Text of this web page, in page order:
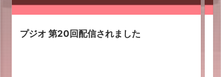
プジオ 第20回配信されました